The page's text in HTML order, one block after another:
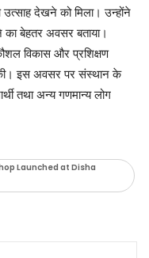
उत्साह देखने को मिला। उन्होंने
बेहतर अवसर बताया।
विकास और प्रशिक्षण
की। इस अवसर पर संस्थान के
तथा अन्य गणमान्य लोग
Launched at Disha